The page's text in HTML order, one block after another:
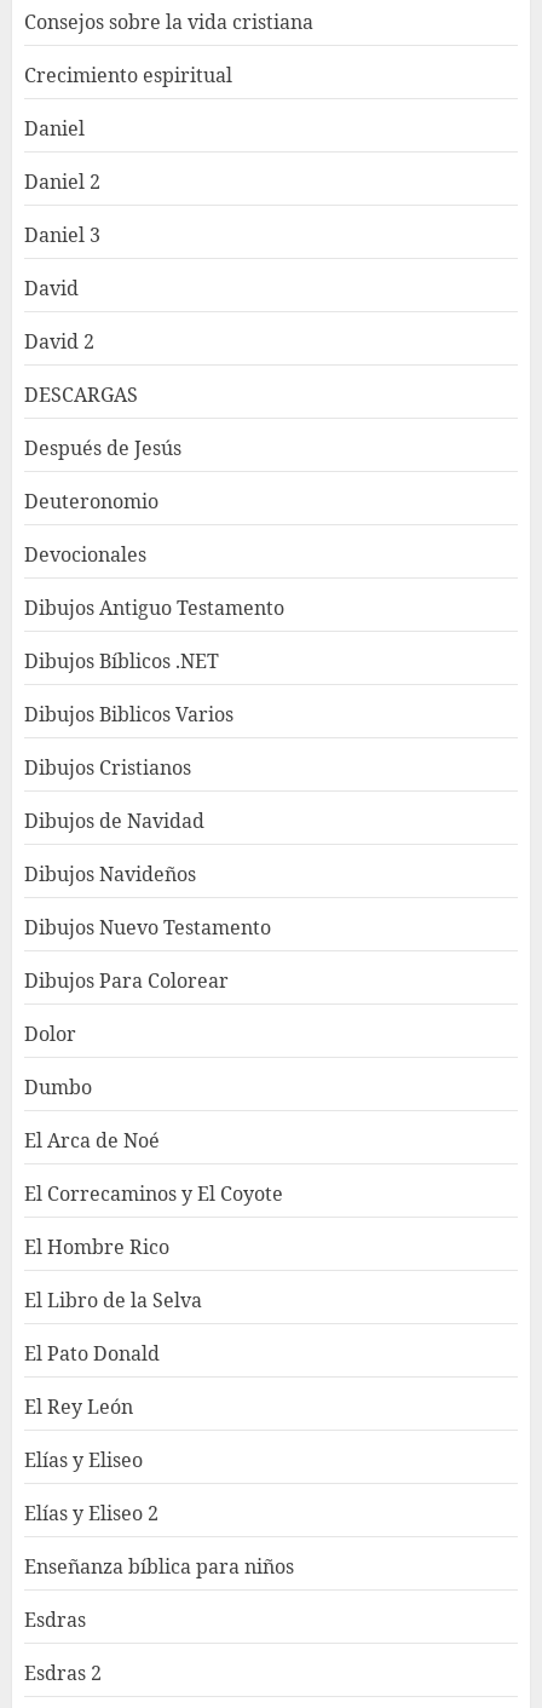
Consejos sobre la vida cristiana
Crecimiento espiritual
Daniel
Daniel 2
Daniel 3
David
David 2
DESCARGAS
Después de Jesús
Deuteronomio
Devocionales
Dibujos Antiguo Testamento
Dibujos Bíblicos .NET
Dibujos Biblicos Varios
Dibujos Cristianos
Dibujos de Navidad
Dibujos Navideños
Dibujos Nuevo Testamento
Dibujos Para Colorear
Dolor
Dumbo
El Arca de Noé
El Correcaminos y El Coyote
El Hombre Rico
El Libro de la Selva
El Pato Donald
El Rey León
Elías y Eliseo
Elías y Eliseo 2
Enseñanza bíblica para niños
Esdras
Esdras 2